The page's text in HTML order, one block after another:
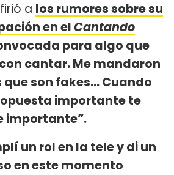
a los rumores sobre su
en elCantando
para algo que
cantar. Me mandaron
son fakes… Cuando
importante te
importante”.
un rol en la tele y di un
en este momento